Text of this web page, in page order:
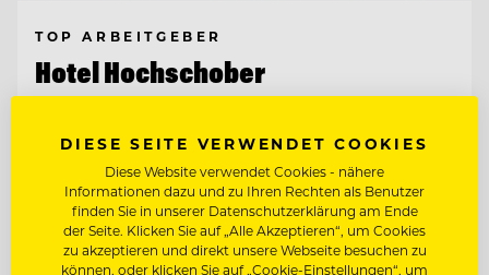
TOP ARBEITGEBER
Hotel Hochschober
9565 Ebene Reichenau, Österreich
CHEF DE
RANG/RESTAURANTFACHMANN/FRAU
DIESE SEITE VERWENDET COOKIES
Diese Website verwendet Cookies - nähere
Informationen dazu und zu Ihren Rechten als Benutzer
finden Sie in unserer Datenschutzerklärung am Ende
der Seite. Klicken Sie auf „Alle Akzeptieren“, um Cookies
zu akzeptieren und direkt unsere Webseite besuchen zu
können, oder klicken Sie auf „Cookie-Einstellungen“, um